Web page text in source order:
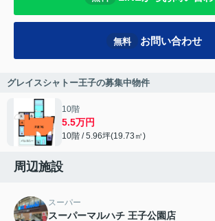
無料 お問い合わせ
グレイスシャトー王子の募集中物件
10階
5.5万円
10階 / 5.96坪(19.73㎡)
周辺施設
スーパー
スーパーマルハチ 王子公園店